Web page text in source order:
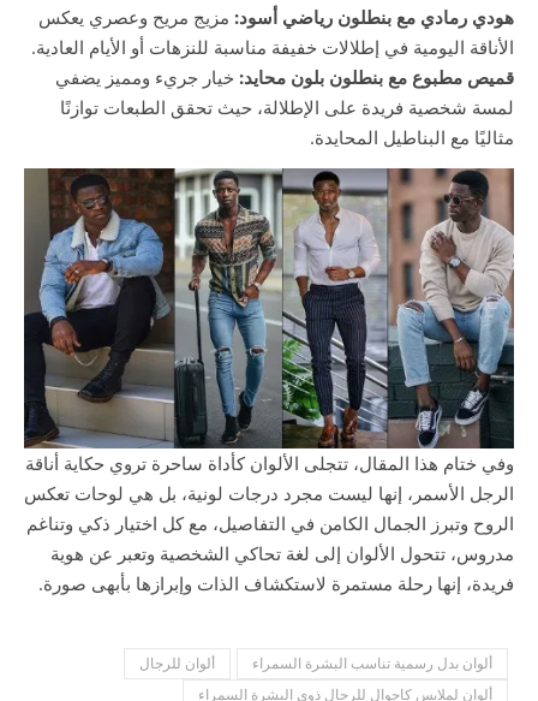
هودي رمادي مع بنطلون رياضي أسود: مزيج مريح وعصري يعكس
الأناقة اليومية في إطلالات خفيفة مناسبة للنزهات أو الأيام العادية.
قميص مطبوع مع بنطلون بلون محايد: خيار جريء ومميز يضفي
لمسة شخصية فريدة على الإطلالة، حيث تحقق الطبعات توازنًا
مثاليًا مع البناطيل المحايدة.
وفي ختام هذا المقال، تتجلى الألوان كأداة ساحرة تروي حكاية أناقة
الرجل الأسمر، إنها ليست مجرد درجات لونية، بل هي لوحات تعكس
الروح وتبرز الجمال الكامن في التفاصيل، مع كل اختيار ذكي وتناغم
مدروس، تتحول الألوان إلى لغة تحاكي الشخصية وتعبر عن هوية
فريدة، إنها رحلة مستمرة لاستكشاف الذات وإبرازها بأبهى صورة.
ألوان بدل رسمية تناسب البشرة السمراء
ألوان للرجال
ألوان لملابس كاجوال للرجال ذوي البشرة السمراء